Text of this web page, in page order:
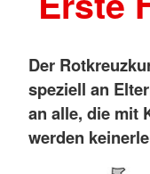
Der
speziell an
an alle, die mit
werden